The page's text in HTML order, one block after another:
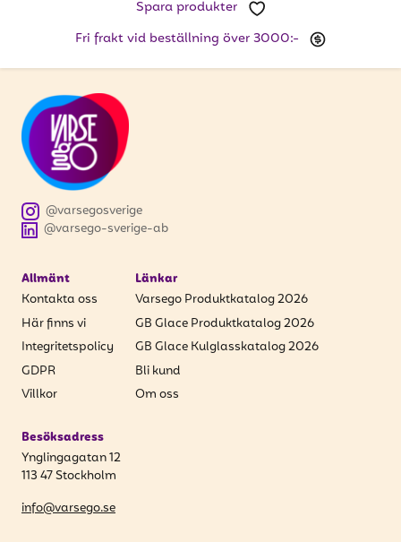
Vill du få erbjudanden och vara den första
att få uppdateringar kring kampanjer?
Ange din e-postadress nedan för att ta del av våra
nyheter och erbjudanden.
E-postadress
PRENUMERERA
Spara produkter
Fri frakt vid beställning över 3000:-
@varsego-sverige-ab
@varsegosverige
Allmänt
Kontakta oss
Här finns vi
Integritetspolicy
GDPR
Villkor
Länkar
Varsego Produktkatalog 2026
GB Glace Produktkatalog 2026
GB Glace Kulglasskatalog 2026
Bli kund
Om oss
Besöksadress
Ynglingagatan 12
113 47 Stockholm
info@varsego.se